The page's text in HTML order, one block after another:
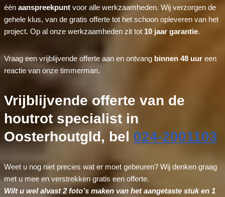
één aanspreekpuntvoor alle werkzaamheden. Wij verzorgen de
gehele klus, van de gratis offerte tot het schoon opleveren van het
project. Op al onze werkzaamheden zit tot 10 jaar garantie.
Vraag een vrijblijvende offerte aan en ontvang binnen 48 uureen
reactie van onze timmerman.
Vrijblijvende offerte van de
houtrot specialist in
Oosterhoutgld, bel 024-2001103
Weet u nog niet precies wat er moet gebeuren? Wij denken graag
met u mee en verstrekken gratis een offerte.
Wilt u wel alvast 2 foto’s maken van het aangetaste stuk en 1